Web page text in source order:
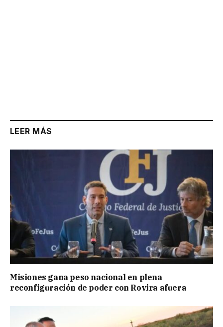
LEER MÁS
Misiones gana peso nacional en plena
reconfiguración de poder con Rovira afuera